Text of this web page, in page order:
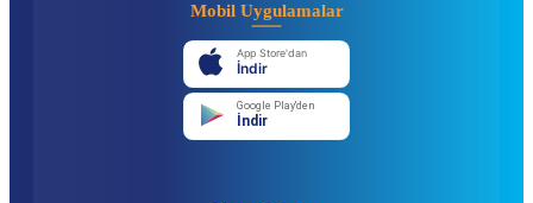
Mobil Uygulamalar
App Store'dan
İndir
Google Play'den
İndir